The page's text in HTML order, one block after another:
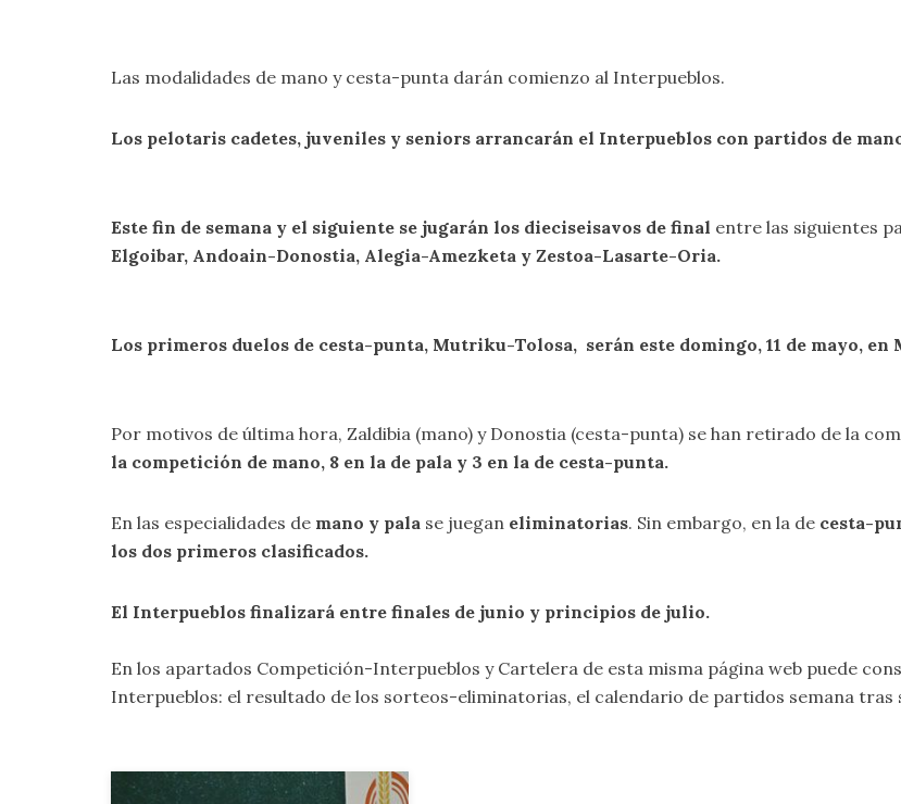
Las modalidades de mano y cesta-punta darán comienzo al Interpueblos.
Los pelotaris cadetes, juveniles y seniors arrancarán el Interpueblos con partidos de
Este fin de semana y el siguiente se jugarán los dieciseisavos de final entre las siguientes
Elgoibar, Andoain-Donostia, Alegia-Amezketa y Zestoa-Lasarte-Oria.
Los primeros duelos de cesta-punta, Mutriku-Tolosa, serán este domingo, 11 de mayo,
Por motivos de última hora, Zaldibia (mano) y Donostia (cesta-punta) se han retirado de la
la competición de mano, 8 en la de pala y 3 en la de cesta-punta.
En las especialidades de mano y pala se juegan eliminatorias. Sin embargo, en la de cesta-
los dos primeros clasificados.
El Interpueblos finalizará entre finales de junio y principios de julio.
En los apartados Competición-Interpueblos y Cartelera de esta misma página web puede
Interpueblos: el resultado de los sorteos-eliminatorias, el calendario de partidos semana